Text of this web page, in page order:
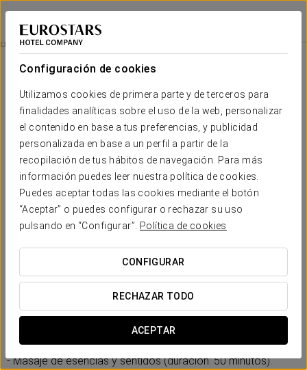
Configuración de cookies
Utilizamos cookies de primera parte y de terceros para
finalidades analíticas sobre el uso de la web, personalizar
el contenido en base a tus preferencias, y publicidad
personalizada en base a un perfil a partir de la
recopilación de tus hábitos de navegación. Para más
información puedes leer nuestra política de cookies.
Puedes aceptar todas las cookies mediante el botón
“Aceptar” o puedes configurar o rechazar su uso
pulsando en “Configurar”.
Política de cookies
CONFIGURAR
RECHAZAR TODO
ACEPTAR
Eurostars Palacio Buenavista
TOLEDO
Experiencia Masaje Esencias Y Sentidos
80€ por persona
Experiencia masaje esencias y
sentidos
Déjate envolver por una experiencia de bienestar pensada
para desconectar cuerpo y mente:
- Detalle de bienvenida: agua ‘Numen’ y detalle dulce.
- Masaje de esencias y sentidos (duración: 50 minutos).